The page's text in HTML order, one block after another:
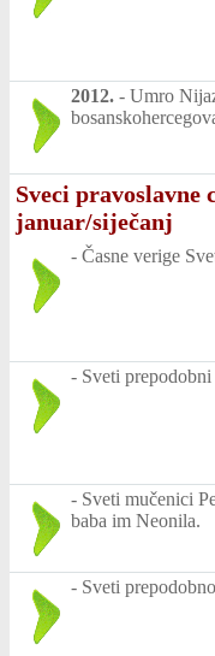
2012. - Umro
Sveci pravoslavne
januar/siječanj
- Časne verige
- Sveti
- Sveti mučenici
baba im Neonila.
- Sveti